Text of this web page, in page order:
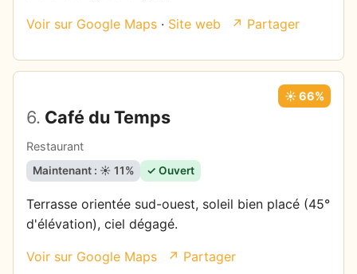
Voir sur Google Maps · Site web ↗ Partager
6. Café du Temps
Restaurant
☀️ 66%
Maintenant : ☀️ 11% ✓ Ouvert
Terrasse orientée sud-ouest, soleil bien placé (45°
d'élévation), ciel dégagé.
Voir sur Google Maps ↗ Partager